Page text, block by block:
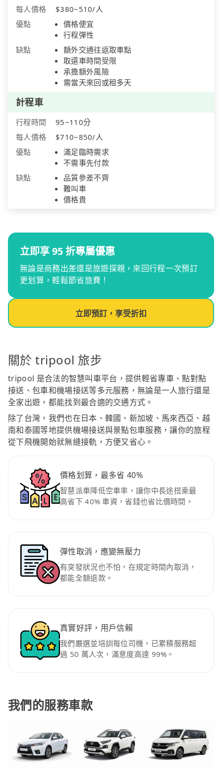
每人價格
$380~510/人
優點
價格便宜
行程彈性
缺點
額外交通往返取車點
取還車時間受限
承擔額外風險
需當天來回或租多天
計程車
行程時間
95~110分
每人價格
$710~850/人
優點
滿足臨時需求
不需事先付款
缺點
品質參差不齊
難叫車
價格貴
立即享 95 折專屬優惠
無論是商務出差還是旅遊探親，來回行程一次預訂
更划算，輕鬆節省旅費！
立即預訂，享受折扣
關於 tripool 旅步
tripool 是合法的智慧叫車平台，提供輕省專車、點對點
接送、包車和機場接送等多元服務，無論是一人旅行還是
全家出遊，都能找到最合適的交通方式。
除了台灣，我們也在日本、韓國、新加坡、馬來西亞、越
南和泰國等地提供機場接送與景點包車服務，讓你的旅程
從下飛機開始就無縫接軌，方便又省心。
價格划算，最多省 40%
智慧派車降低空車率，讓你中長途搭乘最
高省下 40% 車資，省錢也省比價時間。
彈性取消，應變無壓力
有突發狀況也不怕，在規定時間內取消，
都能全額退款。
真實好評，用戶信賴
我們嚴選並培訓每位司機，已累積服務超
過 50 萬人次，滿意度高達 99%。
我們的服務車款